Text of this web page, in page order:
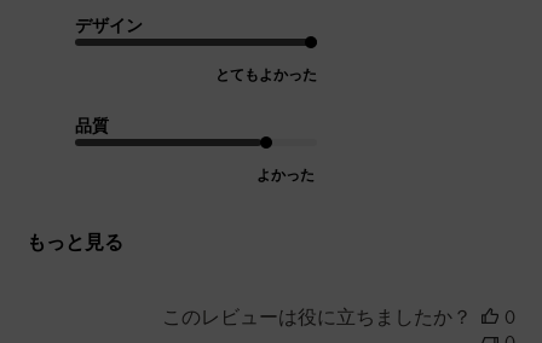
デザイン
とてもよかった
品質
よかった
もっと見る
このレビューは役に立ちましたか？
0